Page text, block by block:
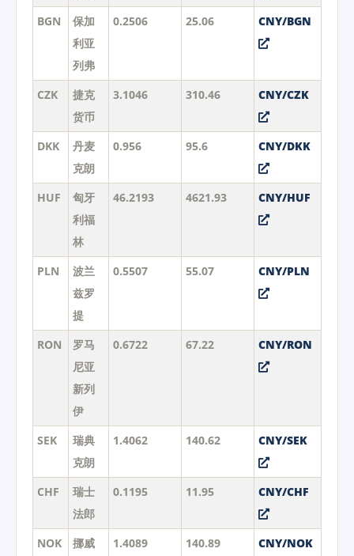
BGN
保加
利亚
列弗
0.2506 25.06 CNY/BGN
CZK
捷克
货币
3.1046 310.46 CNY/CZK
DKK
丹麦
克朗
0.956 95.6 CNY/DKK
HUF
匈牙
利福
林
46.2193 4621.93 CNY/HUF
PLN
波兰
兹罗
提
0.5507 55.07 CNY/PLN
RON
罗马
尼亚
新列
伊
0.6722 67.22 CNY/RON
SEK
瑞典
克朗
1.4062 140.62 CNY/SEK
CHF
瑞士
法郎
0.1195 11.95 CNY/CHF
NOK
挪威
1.4089 140.89 CNY/NOK